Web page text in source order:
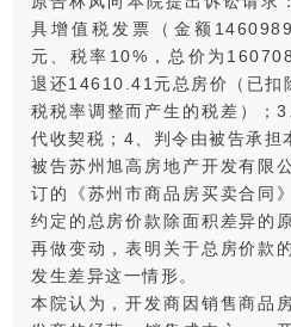
具增值税发票（金额
元、税率10%，总价为
退还14610.41元总房价（已扣
税税率调整而产生的税差）；
代收契税；4、判令由被告承担
被告苏州旭高房地产开发有限
订的《苏州市商品房买卖合同
约定的总房价款除面积差异的
再做变动，表明关于总房价款
发生差异这一情形。
本院认为，开发商因销售商品